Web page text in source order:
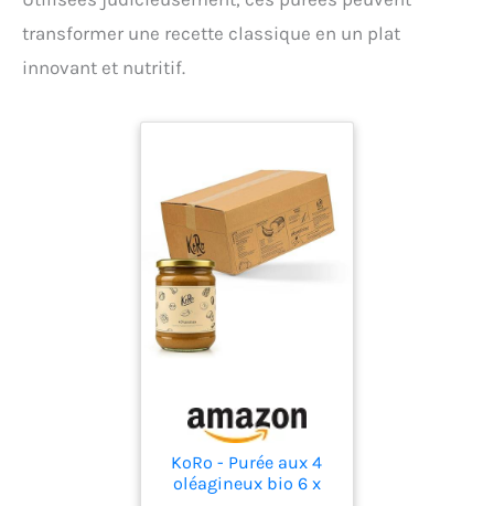
transformer une recette classique en un plat
innovant et nutritif.
KoRo - Purée aux 4
oléagineux bio 6 x